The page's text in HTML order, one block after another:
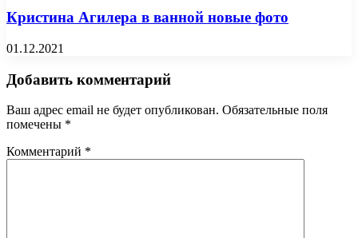
Кристина Агилера в ванной новые фото
01.12.2021
Добавить комментарий
Ваш адрес email не будет опубликован. Обязательные поля
помечены *
Комментарий *